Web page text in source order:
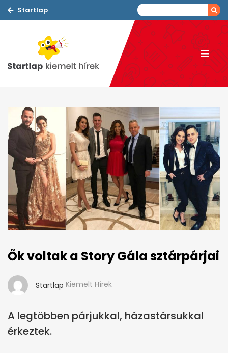
Startlap
Ők voltak a Story Gála sztárpárjai
Startlap Kiemelt Hírek
A legtöbben párjukkal, házastársukkal
érkeztek.